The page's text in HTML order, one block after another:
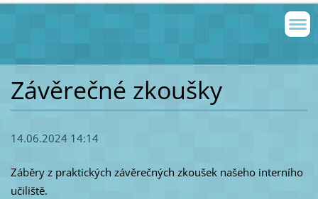
Závěrečné zkoušky
14.06.2024 14:14
Záběry z praktických závěrečných zkoušek našeho interního
učiliště.